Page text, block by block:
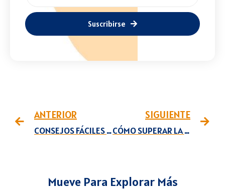
Suscribirse
ANTERIOR
CONSEJOS FÁCILES PARA AHORRAR DINERO
SIGUIENTE
CÓMO SUPERAR LA TRISTEZA INVERNAL
Mueve Para Explorar Más